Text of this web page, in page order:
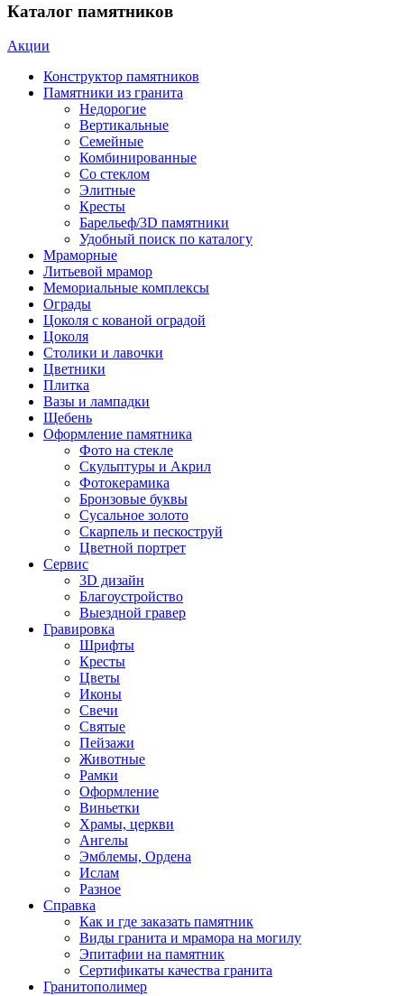
Каталог памятников
Акции
Конструктор памятников
Памятники из гранита
Недорогие
Вертикальные
Семейные
Комбинированные
Со стеклом
Элитные
Кресты
Барельеф/3D памятники
Удобный поиск по каталогу
Мраморные
Литьевой мрамор
Мемориальные комплексы
Ограды
Цоколя с кованой оградой
Цоколя
Столики и лавочки
Цветники
Плитка
Вазы и лампадки
Щебень
Оформление памятника
Фото на стекле
Скульптуры и Акрил
Фотокерамика
Бронзовые буквы
Сусальное золото
Скарпель и пескоструй
Цветной портрет
Сервис
3D дизайн
Благоустройство
Выездной гравер
Гравировка
Шрифты
Кресты
Цветы
Иконы
Свечи
Святые
Пейзажи
Животные
Рамки
Оформление
Виньетки
Храмы, церкви
Ангелы
Эмблемы, Ордена
Ислам
Разное
Справка
Как и где заказать памятник
Виды гранита и мрамора на могилу
Эпитафии на памятник
Сертификаты качества гранита
Гранитополимер